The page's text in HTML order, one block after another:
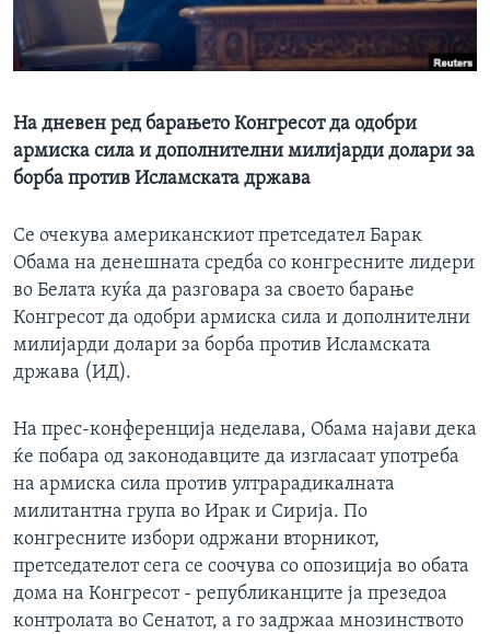
ИНТЕРВЈУА
Јазици
На дневен ред барањето Конгресот да одобри
армиска сила и дополнителни милијарди долари за
борба против Исламската држава
Се очекува американскиот претседател Барак
Обама на денешната средба со конгресните лидери
во Белата куќа да разговара за своето барање
Конгресот да одобри армиска сила и дополнителни
милијарди долари за борба против Исламската
држава (ИД).
На прес-конференција неделава, Обама најави дека
ќе побара од законодавците да изгласаат употреба
на армиска сила против ултрарадикалната
милитантна група во Ирак и Сирија. По
конгресните избори одржани вторникот,
претседателот сега се соочува со опозиција во обата
дома на Конгресот - републиканците ја презедоа
контролата во Сенатот, а го задржаа мнозинството